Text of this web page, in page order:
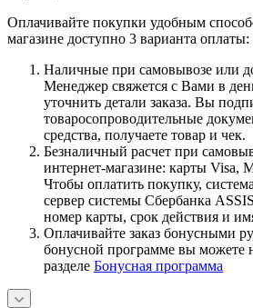
Оплачивайте покупки удобным
магазине доступно 3 варианта оплаты:
Наличные при самовывозе или
Менеджер свяжется с Вами в
уточнить детали заказа. Вы
товаросопроводительные
средства, получаете товар и чек.
Безналичный расчет при
интернет-магазине: карты Visa,
Чтобы оплатить покупку,
сервер системы Сбербанка
номер карты, срок действия и
Оплачивайте заказ бонусными
бонусной программе вы можете
разделе Бонусная программа